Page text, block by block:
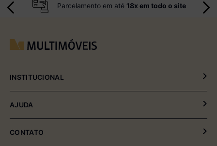
Parcelamento em até 18x em todo o site
INSTITUCIONAL
Política de Entrega e Devolução
AJUDA
CONTATO